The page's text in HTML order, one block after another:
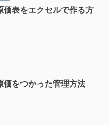
表をエクセルで作る方
をつかった管理方法